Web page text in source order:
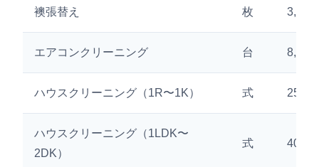
襖張替え 枚 3,500
エアコンクリーニング 台 8,000
ハウスクリーニング（1R〜1K） 式
ハウスクリーニング（1LDK〜
2DK）
式